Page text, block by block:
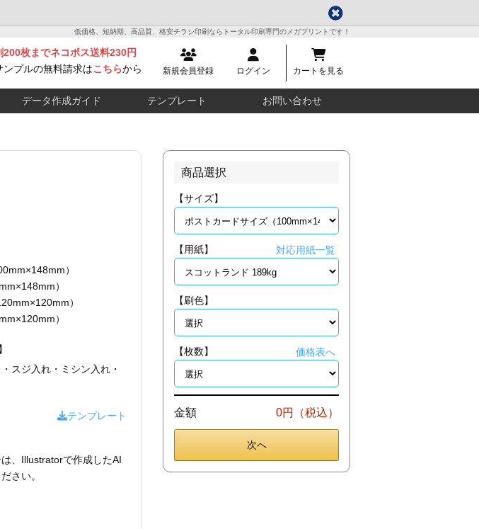
低価格、短納期、高品質、格安チラシ印刷ならトータル印刷専門のメガプリントです！
新規会員登録 ログイン カートを見る
枚までネコポス送料230円
プルの無料請求はこちらから
データ作成ガイド テンプレート お問い合わせ
）
）
）
）
スジ入れ・ ミシン入れ・
テンプレート
、Illustratorで作成したAI
さい。
商品選択
【サイズ】
【用紙】 対応用紙一覧
【刷色】
【枚数】 価格表へ
金額 0円（税込）
次へ